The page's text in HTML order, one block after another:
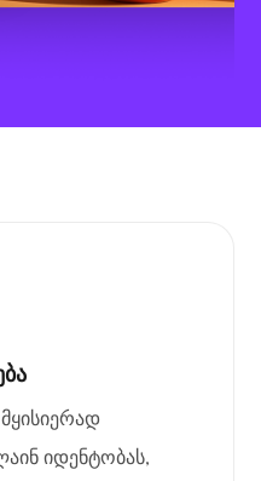
იდენტობას,